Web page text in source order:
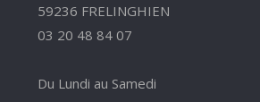
59236 FRELINGHIEN
03 20 48 84 07
Du Lundi au Samedi